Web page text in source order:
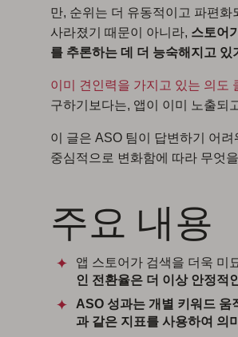
만, 순위는 더 유동적이고 파편화
사라졌기 때문이 아니라, 스토어
를 추론하는 데 더 능숙해지고 있
이미 견인력을 가지고 있는 의도
구하기보다는, 앱이 이미 노출되
이 글은 ASO 팀이 답변하기 어
중심적으로 변화함에 따라 무엇
주요 내용
앱 스토어가 검색을 더욱 미
인 전환율은 더 이상 안정적
ASO 성과는 개별 키워드 움
과 같은 지표를 사용하여 의